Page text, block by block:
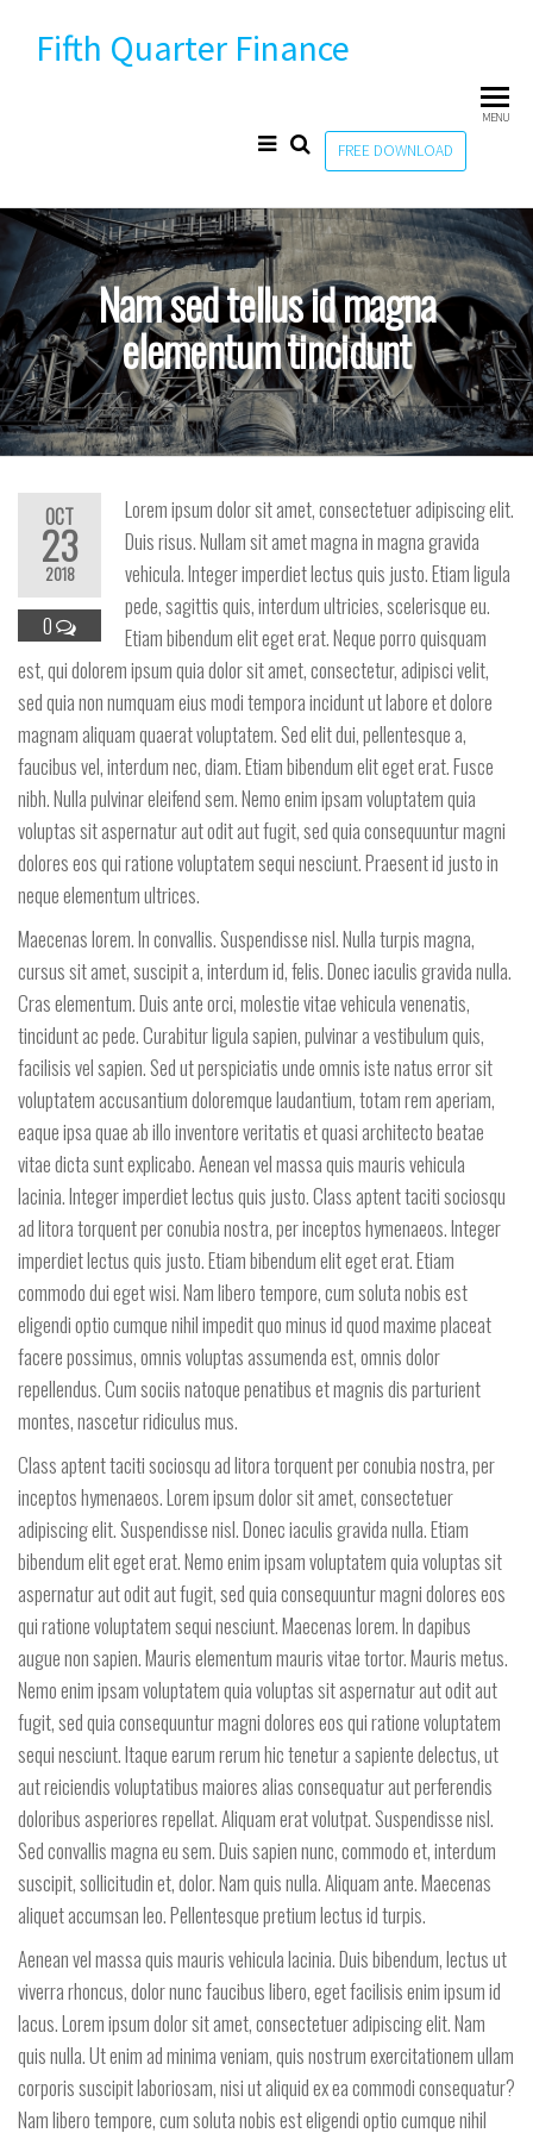
Fifth Quarter Finance
FREE DOWNLOAD
MENU
Nam sed tellus id magna
elementum tincidunt
OCT
23
2018
0
Lorem ipsum dolor sit amet, consectetuer adipiscing elit.
Duis risus. Nullam sit amet magna in magna gravida
vehicula. Integer imperdiet lectus quis justo. Etiam ligula
pede, sagittis quis, interdum ultricies, scelerisque eu.
Etiam bibendum elit eget erat. Neque porro quisquam
est, qui dolorem ipsum quia dolor sit amet, consectetur, adipisci velit,
sed quia non numquam eius modi tempora incidunt ut labore et dolore
magnam aliquam quaerat voluptatem. Sed elit dui, pellentesque a,
faucibus vel, interdum nec, diam. Etiam bibendum elit eget erat. Fusce
nibh. Nulla pulvinar eleifend sem. Nemo enim ipsam voluptatem quia
voluptas sit aspernatur aut odit aut fugit, sed quia consequuntur magni
dolores eos qui ratione voluptatem sequi nesciunt. Praesent id justo in
neque elementum ultrices.
Maecenas lorem. In convallis. Suspendisse nisl. Nulla turpis magna,
cursus sit amet, suscipit a, interdum id, felis. Donec iaculis gravida nulla.
Cras elementum. Duis ante orci, molestie vitae vehicula venenatis,
tincidunt ac pede. Curabitur ligula sapien, pulvinar a vestibulum quis,
facilisis vel sapien. Sed ut perspiciatis unde omnis iste natus error sit
voluptatem accusantium doloremque laudantium, totam rem aperiam,
eaque ipsa quae ab illo inventore veritatis et quasi architecto beatae
vitae dicta sunt explicabo. Aenean vel massa quis mauris vehicula
lacinia. Integer imperdiet lectus quis justo. Class aptent taciti sociosqu
ad litora torquent per conubia nostra, per inceptos hymenaeos. Integer
imperdiet lectus quis justo. Etiam bibendum elit eget erat. Etiam
commodo dui eget wisi. Nam libero tempore, cum soluta nobis est
eligendi optio cumque nihil impedit quo minus id quod maxime placeat
facere possimus, omnis voluptas assumenda est, omnis dolor
repellendus. Cum sociis natoque penatibus et magnis dis parturient
montes, nascetur ridiculus mus.
Class aptent taciti sociosqu ad litora torquent per conubia nostra, per
inceptos hymenaeos. Lorem ipsum dolor sit amet, consectetuer
adipiscing elit. Suspendisse nisl. Donec iaculis gravida nulla. Etiam
bibendum elit eget erat. Nemo enim ipsam voluptatem quia voluptas sit
aspernatur aut odit aut fugit, sed quia consequuntur magni dolores eos
qui ratione voluptatem sequi nesciunt. Maecenas lorem. In dapibus
augue non sapien. Mauris elementum mauris vitae tortor. Mauris metus.
Nemo enim ipsam voluptatem quia voluptas sit aspernatur aut odit aut
fugit, sed quia consequuntur magni dolores eos qui ratione voluptatem
sequi nesciunt. Itaque earum rerum hic tenetur a sapiente delectus, ut
aut reiciendis voluptatibus maiores alias consequatur aut perferendis
doloribus asperiores repellat. Aliquam erat volutpat. Suspendisse nisl.
Sed convallis magna eu sem. Duis sapien nunc, commodo et, interdum
suscipit, sollicitudin et, dolor. Nam quis nulla. Aliquam ante. Maecenas
aliquet accumsan leo. Pellentesque pretium lectus id turpis.
Aenean vel massa quis mauris vehicula lacinia. Duis bibendum, lectus ut
viverra rhoncus, dolor nunc faucibus libero, eget facilisis enim ipsum id
lacus. Lorem ipsum dolor sit amet, consectetuer adipiscing elit. Nam
quis nulla. Ut enim ad minima veniam, quis nostrum exercitationem ullam
corporis suscipit laboriosam, nisi ut aliquid ex ea commodi consequatur?
Nam libero tempore, cum soluta nobis est eligendi optio cumque nihil